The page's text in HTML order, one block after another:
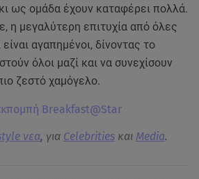
ως ομάδα έχουν καταφέρει πολλά.
η μεγαλύτερη επιτυχία από όλες
είναι αγαπημένοι, δίνοντας το
όλοι μαζί και να συνεχίσουν
ζεστό χαμόγελο.
Breakfast@Star
νεα, για Celebrities και Media.